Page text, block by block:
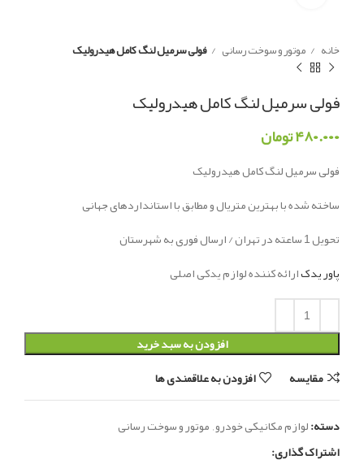
خانه موتور و سوخت رسانی فولی سرمیل لنگ کامل هیدرولیک
فولی سرمیل لنگ کامل هیدرولیک
۴۸۰.۰۰۰تومان
فولی سرمیل لنگ کامل هیدرولیک
ساخته شده با بهترین متریال و مطابق با استانداردهای جهانی
تحویل 1 ساعته در تهران / ارسال فوری به شهرستان
پاور یدکارائه کننده لوازم یدکی اصلی
افزودن به سبد خرید
مقایسه
افزودن به علاقمندی ها
دسته:لوازم مکانیکی خودرو,موتور و سوخت رسانی
اشتراک گذاری: